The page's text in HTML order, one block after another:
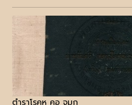
ตำราโรคหู คอ จมูก